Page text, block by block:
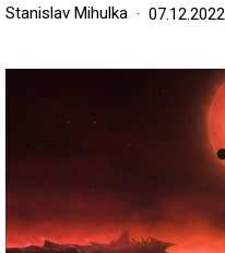
Stanislav Mihulka 07.12.2022